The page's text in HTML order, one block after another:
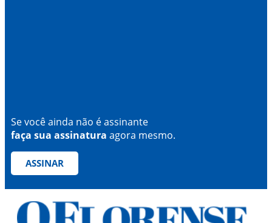
Se você ainda não é assinante
faça sua assinatura agora mesmo.
ASSINAR